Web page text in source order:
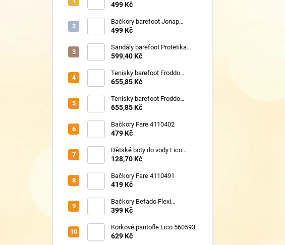
Home New fialová kočička
499 Kč
Bačkory barefoot Jonap
Home New Police
499 Kč
Sandály barefoot Protetika
TAFI pink uni
599,40 Kč
Tenisky barefoot Froddo
G1700440-17 Mint
655,85 Kč
Tenisky barefoot Froddo
G1700440-8 Grey+
655,85 Kč
Bačkory Fare 4110402
479 Kč
Dětské boty do vody Lico
430124 růžové
128,70 Kč
Bačkory Fare 4110491
419 Kč
Bačkory Befado Flexi
627P023
399 Kč
Korkové pantofle Lico 560593
629 Kč